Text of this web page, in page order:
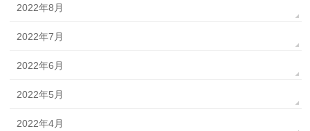
2022年8月
2022年7月
2022年6月
2022年5月
2022年4月